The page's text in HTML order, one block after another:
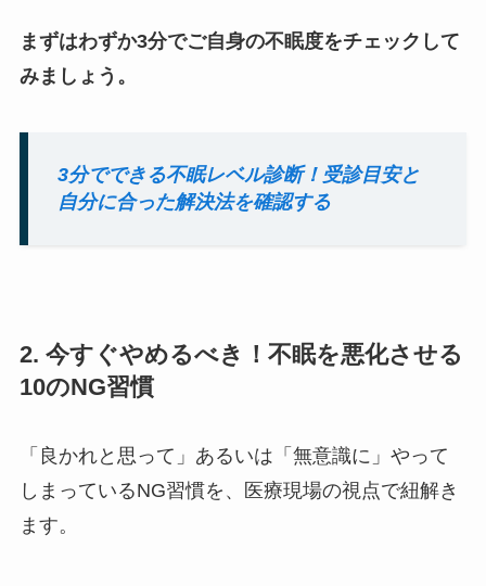
まずはわずか3分でご自身の不眠度をチェックして
みましょう。
3分でできる不眠レベル診断！受診目安と
自分に合った解決法を確認する
2. 今すぐやめるべき！不眠を悪化させる
10のNG習慣
「良かれと思って」あるいは「無意識に」やって
しまっているNG習慣を、医療現場の視点で紐解き
ます。